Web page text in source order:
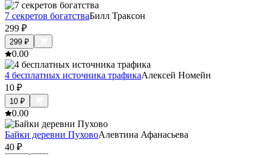
7 секретов богатстваБилл Траксон
299 ₽
299 ₽
0.00
4 бесплатных источника трафикаАлексей Номейн
10 ₽
10 ₽
0.00
Байки деревни ПуховоАлевтина Афанасьева
40 ₽